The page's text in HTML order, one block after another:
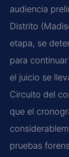
audiencia
Distrito
etapa, se
para
el juicio se
Circuito del
que el
pruebas